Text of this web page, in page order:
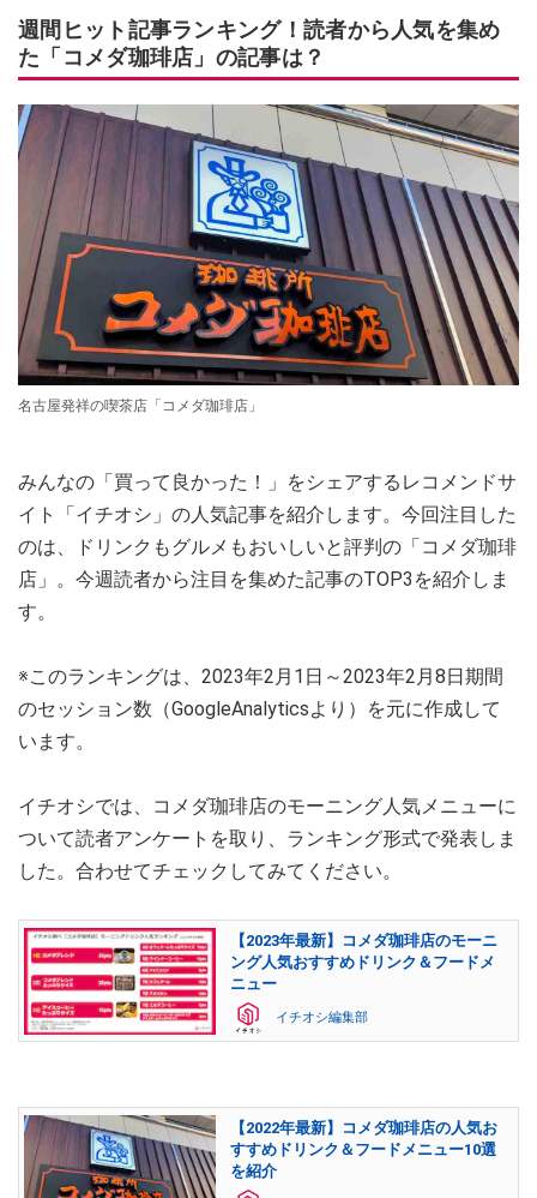
週間ヒット記事ランキング！読者から人気を集め
た「コメダ珈琲店」の記事は？
名古屋発祥の喫茶店「コメダ珈琲店」
みんなの「買って良かった！」をシェアするレコメンドサ
イト「イチオシ」の人気記事を紹介します。今回注目した
のは、ドリンクもグルメもおいしいと評判の「コメダ珈琲
店」。今週読者から注目を集めた記事のTOP3を紹介しま
す。
※このランキングは、2023年2月1日～2023年2月8日期間
のセッション数（GoogleAnalyticsより）を元に作成して
います。
イチオシでは、コメダ珈琲店のモーニング人気メニューに
ついて読者アンケートを取り、ランキング形式で発表しま
した。合わせてチェックしてみてください。
【2023年最新】コメダ珈琲店のモーニ
ング人気おすすめドリンク＆フードメ
ニュー
イチオシ編集部
【2022年最新】コメダ珈琲店の人気お
すすめドリンク＆フードメニュー10選
を紹介